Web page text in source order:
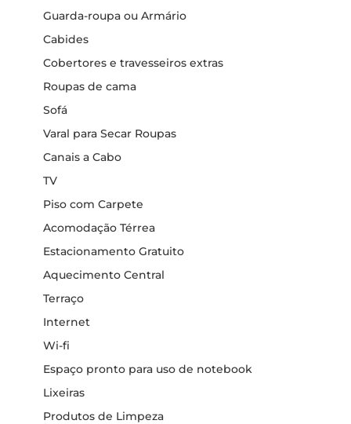
Guarda-roupa ou Armário
Cabides
Cobertores e travesseiros extras
Roupas de cama
Sofá
Varal para Secar Roupas
Canais a Cabo
TV
Piso com Carpete
Acomodação Térrea
Estacionamento Gratuito
Aquecimento Central
Terraço
Internet
Wi-fi
Espaço pronto para uso de notebook
Lixeiras
Produtos de Limpeza